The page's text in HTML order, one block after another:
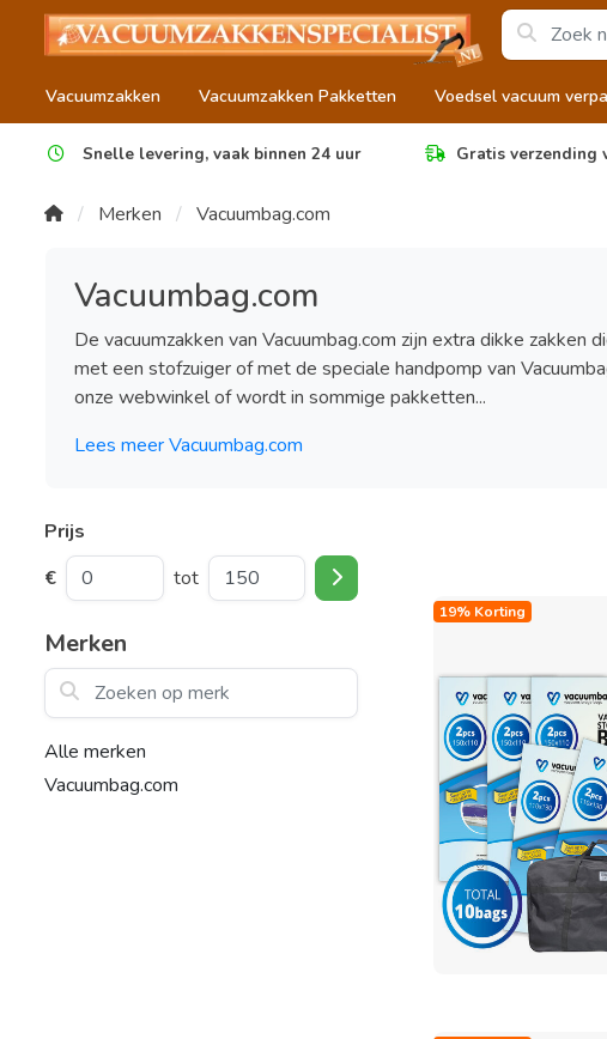
Vacuumzakken Vacuumzakken Pakketten Voedsel vacuum
Snelle levering, vaak binnen 24 uur Gratis verzending
Merken Vacuumbag.com
Vacuumbag.com
De vacuumzakken van Vacuumbag.com zijn extra dikke zakken
met een stofzuiger of met de speciale handpomp van
onze webwinkel of wordt in sommige pakketten...
Lees meer Vacuumbag.com
Prijs
€
tot
Merken
Zoeken op merk
Alle merken
Vacuumbag.com
19% Korting